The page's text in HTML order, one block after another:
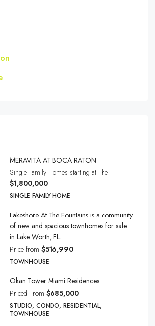
MERAVITA AT BOCA RATON
Single-Family Homes starting at The
$1,800,000
SINGLE FAMILY HOME
Lakeshore At The Fountains is a community
of new and spacious townhomes for sale
in Lake Worth, FL.
Price from $516,990
TOWNHOUSE
Okan Tower Miami Residences
Priced From $685,000
STUDIO, CONDO, RESIDENTIAL,
TOWNHOUSE